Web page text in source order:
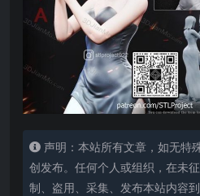
声明：本站所有文章，如无特
创发布。任何个人或组织，在未
制、盗用、采集、发布本站内容